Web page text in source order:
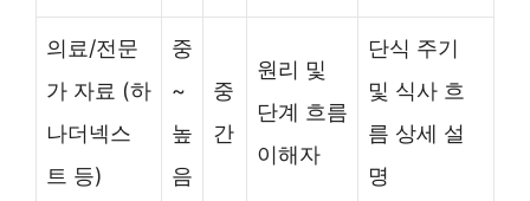
의료/전문
가 자료 (하
나더넥스
트 등)
중
~
높
음
중
간
원리 및
단계 흐름
이해자
단식 주기
및 식사 흐
름 상세 설
명